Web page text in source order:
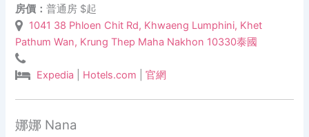
房價：普通房 $起
1041 38 Phloen Chit Rd, Khwaeng Lumphini, Khet
Pathum Wan, Krung Thep Maha Nakhon 10330泰國
Expedia Hotels.com |官網
娜娜 Nana